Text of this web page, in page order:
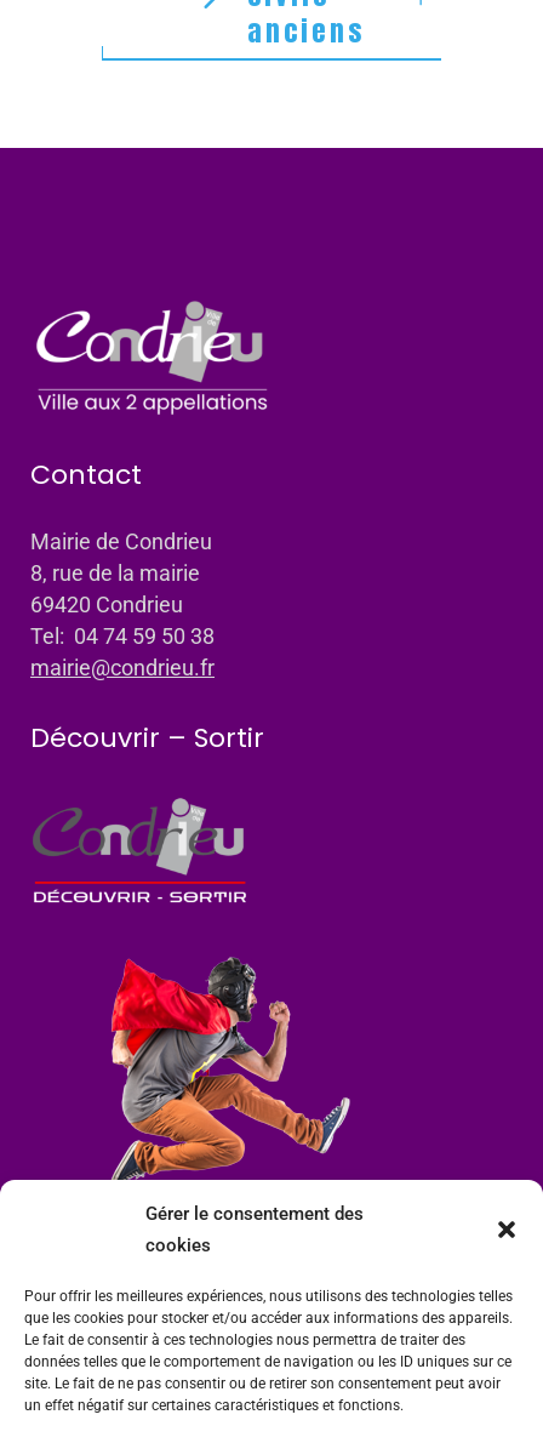
Gérer le consentement des
cookies
Pour offrir les meilleures expériences, nous utilisons des technologies telles
que les cookies pour stocker et/ou accéder aux informations des appareils.
Le fait de consentir à ces technologies nous permettra de traiter des
données telles que le comportement de navigation ou les ID uniques sur ce
site. Le fait de ne pas consentir ou de retirer son consentement peut avoir
un effet négatif sur certaines caractéristiques et fonctions.
anciens
Contact
Mairie de Condrieu
8, rue de la mairie
69420 Condrieu
Tel: 04 74 59 50 38
mairie@condrieu.fr
Découvrir – Sortir